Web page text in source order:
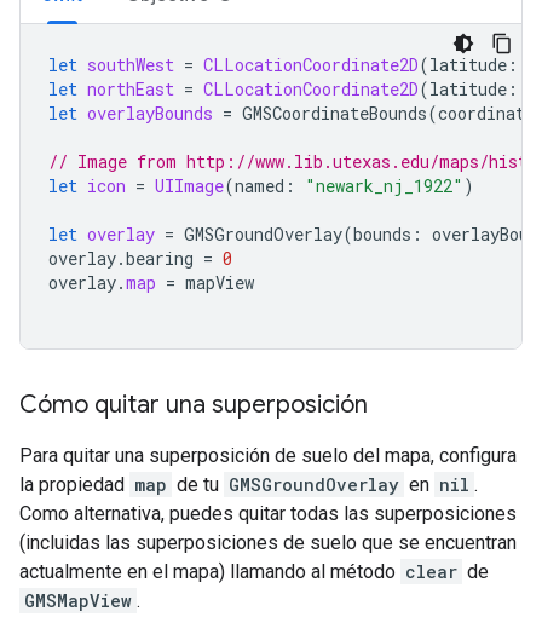
let southWest = CLLocationCoordinate2D(latitude :
let northEast = CLLocationCoordinate2D(latitude :
let overlayBounds = GMSCoordinateBounds(coordinate
// Image from http://www.lib.utexas.edu/maps/
let icon = UIImage(named : "newark_nj_1922" )
let overlay = GMSGroundOverlay(bounds :
overlay.bearing = 0
overlay.map = mapView
Cómo quitar una superposición
Para quitar una superposición de suelo del mapa, configura
la propiedad map de tu GMSGroundOverlay en nil .
Como alternativa, puedes quitar todas las superposiciones
(incluidas las superposiciones de suelo que se encuentran
actualmente en el mapa) llamando al método clear de
GMSMapView .